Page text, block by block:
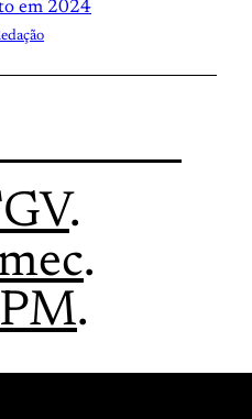
em 2024
.
.
.